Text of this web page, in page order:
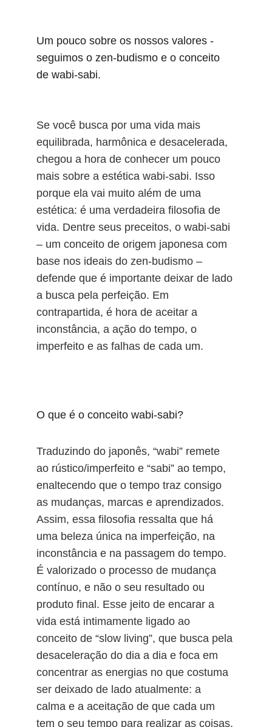
O que é o conceito wabi-sabi?
Traduzindo do japonês, “wabi” remete
ao rústico/imperfeito e “sabi” ao tempo,
enaltecendo que o tempo traz consigo
as mudanças, marcas e aprendizados.
Assim, essa filosofia ressalta que há
uma beleza única na imperfeição, na
inconstância e na passagem do tempo.
É valorizado o processo de mudança
contínuo, e não o seu resultado ou
produto final. Esse jeito de encarar a
vida está intimamente ligado ao
conceito de “slow living”, que busca pela
desaceleração do dia a dia e foca em
concentrar as energias no que costuma
ser deixado de lado atualmente: a
calma e a aceitação de que cada um
tem o seu tempo para realizar as coisas.
Se você busca por uma vida mais
equilibrada, harmônica e desacelerada,
chegou a hora de conhecer um pouco
mais sobre a estética wabi-sabi. Isso
porque ela vai muito além de uma
estética: é uma verdadeira filosofia de
vida. Dentre seus preceitos, o wabi-sabi
– um conceito de origem japonesa com
base nos ideais do zen-budismo –
defende que é importante deixar de lado
a busca pela perfeição. Em
contrapartida, é hora de aceitar a
inconstância, a ação do tempo, o
imperfeito e as falhas de cada um.
Um pouco sobre os nossos valores -
seguimos o zen-budismo e o conceito
de wabi-sabi.